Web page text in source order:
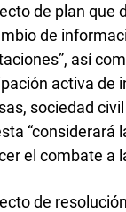
de plan que
de
así
activa de
sociedad
“considerará
el combate a
de